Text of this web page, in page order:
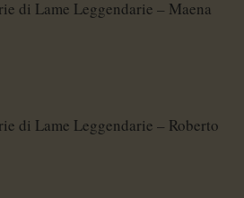
di Lame Leggendarie – Maena
di Lame Leggendarie – Roberto